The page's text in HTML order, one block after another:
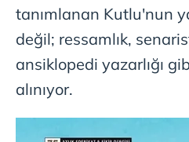
tanımlanan Kutlu'nun
değil; ressamlık,
ansiklopedi yazarlığı
alınıyor.